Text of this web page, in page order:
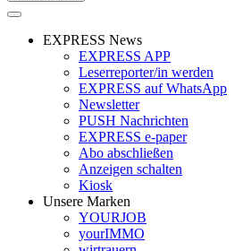
EXPRESS News
EXPRESS APP
Leserreporter/in werden
EXPRESS auf WhatsApp
Newsletter
PUSH Nachrichten
EXPRESS e-paper
Abo abschließen
Anzeigen schalten
Kiosk
Unsere Marken
YOURJOB
yourIMMO